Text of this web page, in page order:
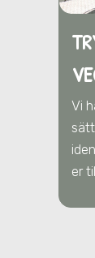
Vi
sätt
er